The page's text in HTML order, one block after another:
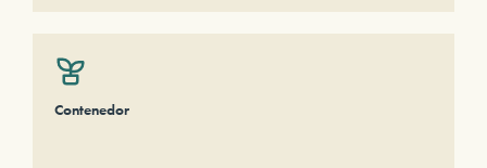
Contenedor